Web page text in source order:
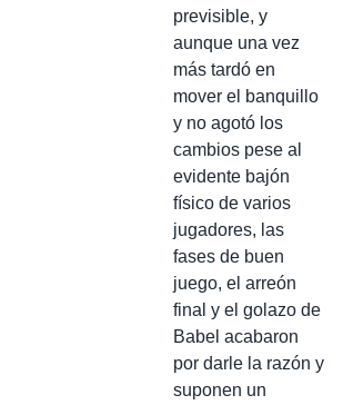
previsible, y
aunque una vez
más tardó en
mover el banquillo
y no agotó los
cambios pese al
evidente bajón
físico de varios
jugadores, las
fases de buen
juego, el arreón
final y el golazo de
Babel acabaron
por darle la razón y
suponen un